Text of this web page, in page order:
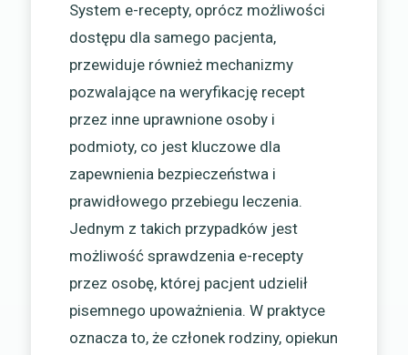
System e-recepty, oprócz możliwości
dostępu dla samego pacjenta,
przewiduje również mechanizmy
pozwalające na weryfikację recept
przez inne uprawnione osoby i
podmioty, co jest kluczowe dla
zapewnienia bezpieczeństwa i
prawidłowego przebiegu leczenia.
Jednym z takich przypadków jest
możliwość sprawdzenia e-recepty
przez osobę, której pacjent udzielił
pisemnego upoważnienia. W praktyce
oznacza to, że członek rodziny, opiekun